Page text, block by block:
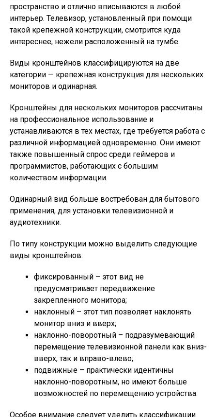
пространство и отлично вписываются в любой
интерьер. Телевизор, установленный при помощи
такой крепежной конструкции, смотрится куда
интереснее, нежели расположенный на тумбе.
Виды кронштейнов классифицируются на две
категории — крепежная конструкция для нескольких
мониторов и одинарная.
Кронштейны для нескольких мониторов рассчитаны
на профессиональное использование и
устанавливаются в тех местах, где требуется работа с
различной информацией одновременно. Они имеют
также повышенный спрос среди геймеров и
программистов, работающих с большим
количеством информации.
Одинарный вид больше востребован для бытового
применения, для установки телевизионной и
аудиотехники.
По типу конструкции можно выделить следующие
виды кронштейнов:
фиксированный – этот вид не
предусматривает передвижение
закрепленного монитора;
наклонный – этот тип позволяет наклонять
монитор вниз и вверх;
наклонно-поворотный – подразумевающий
перемещение телевизионной панели как вниз-
вверх, так и вправо-влево;
подвижные – практически идентичны
наклонно-поворотным, но имеют больше
возможностей по перемещению устройства.
Особое внимание следует уделить классификации